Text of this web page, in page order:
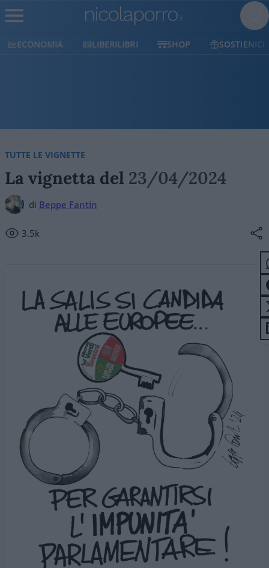
LIBERILIBRI SHOP SOSTIENICI POLITICO
TUTTE LE VIGNETTE
La vignetta del 23/04/2024
di Beppe Fantin
3.5k